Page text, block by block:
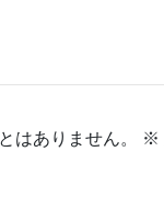
はありません。 ※